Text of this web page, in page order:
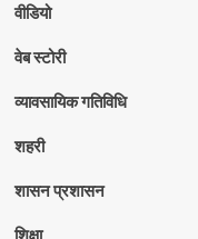
वीडियो
वेब स्टोरी
व्यावसायिक गतिविधि
शहरी
शासन प्रशासन
शिक्षा